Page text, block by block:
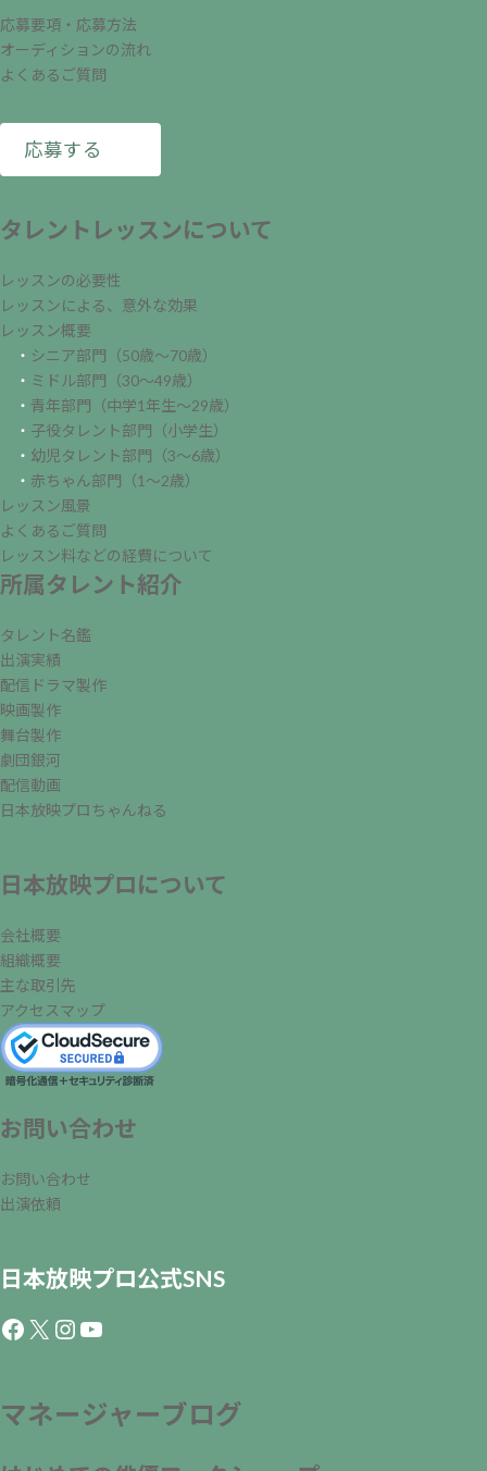
応募要項・応募方法
オーディションの流れ
よくあるご質問
応募する
タレントレッスンについて
レッスンの必要性
レッスンによる、意外な効果
レッスン概要
・ シニア部門（50歳～70歳）
・ ミドル部門（30～49歳）
・ 青年部門（中学1年生～29歳）
・ 子役タレント部門（小学生）
・ 幼児タレント部門（3～6歳）
・ 赤ちゃん部門（1～2歳）
レッスン風景
よくあるご質問
レッスン料などの経費について
所属タレント紹介
タレント名鑑
出演実績
配信ドラマ製作
映画製作
舞台製作
劇団銀河
配信動画
日本放映プロちゃんねる
日本放映プロについて
会社概要
組織概要
主な取引先
アクセスマップ
お問い合わせ
お問い合わせ
出演依頼
日本放映プロ公式SNS
Facebook
X Instagram
YouTube
マネージャーブログ